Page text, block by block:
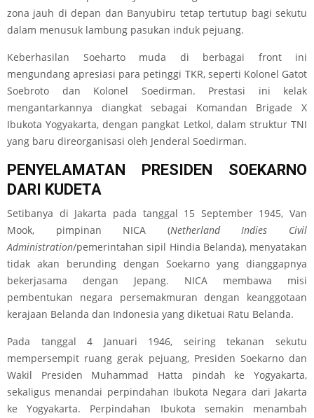
zona jauh di depan dan Banyubiru tetap tertutup bagi sekutu
dalam menusuk lambung pasukan induk pejuang.
Keberhasilan Soeharto muda di berbagai front ini
mengundang apresiasi para petinggi TKR, seperti Kolonel Gatot
Soebroto dan Kolonel Soedirman. Prestasi ini kelak
mengantarkannya diangkat sebagai Komandan Brigade X
Ibukota Yogyakarta, dengan pangkat Letkol, dalam struktur TNI
yang baru direorganisasi oleh Jenderal Soedirman.
PENYELAMATAN PRESIDEN SOEKARNO
DARI KUDETA
Setibanya di Jakarta pada tanggal 15 September 1945, Van
Mook, pimpinan NICA (Netherland Indies Civil
Administration/pemerintahan sipil Hindia Belanda), menyatakan
tidak akan berunding dengan Soekarno yang dianggapnya
bekerjasama dengan Jepang. NICA membawa misi
pembentukan negara persemakmuran dengan keanggotaan
kerajaan Belanda dan Indonesia yang diketuai Ratu Belanda.
Pada tanggal 4 Januari 1946, seiring tekanan sekutu
mempersempit ruang gerak pejuang, Presiden Soekarno dan
Wakil Presiden Muhammad Hatta pindah ke Yogyakarta,
sekaligus menandai perpindahan Ibukota Negara dari Jakarta
ke Yogyakarta. Perpindahan Ibukota semakin menambah